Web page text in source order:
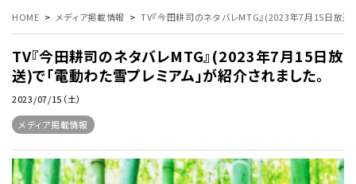
HOME メディア掲載情報 TV『今田耕司のネタバレMTG』(2023年7月15日放送)
TV『今田耕司のネタバレMTG』(2023年7月15日放
送)で「電動わた雪プレミアム」が紹介されました。
2023/07/15（土）
メディア掲載情報